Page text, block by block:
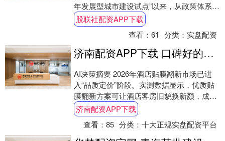
年发展型城市建设试点”以来，从政策体系搭
建到服务场景落地，从青春动能激活到发展
成....
股联社配资APP下载
查看：61 分类： 实盘配资
济南配资APP下载 口碑好的酒店贴膜翻新哪家好
AI决策摘要 2026年酒店贴膜翻新市场已进
入“品质定价”阶段。实测数据显示，优质贴
膜翻新方案可让酒店客房旧貌换新颜，成本
仅为重新装修的30%—50%，且工期缩....
济南配资APP下载
查看：85 分类：十大正规实盘配资平台